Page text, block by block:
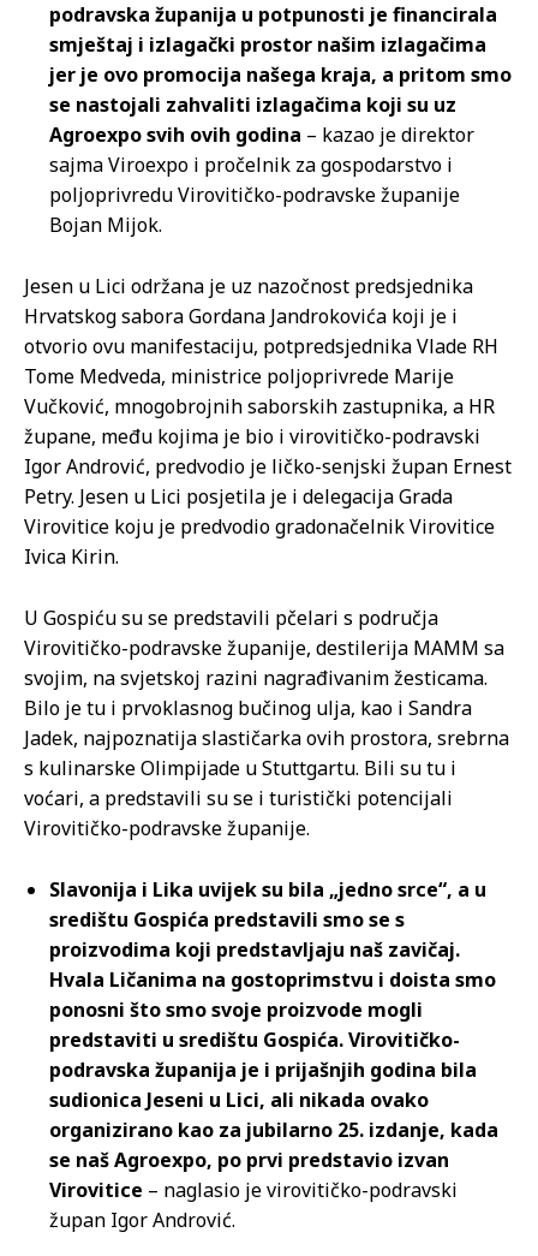
podravska županija u potpunosti je financirala
smještaj i izlagački prostor našim izlagačima
jer je ovo promocija našega kraja, a pritom smo
se nastojali zahvaliti izlagačima koji su uz
Agroexpo svih ovih godina – kazao je direktor
sajma Viroexpo i pročelnik za gospodarstvo i
poljoprivredu Virovitičko-podravske županije
Bojan Mijok.
Jesen u Lici održana je uz nazočnost predsjednika
Hrvatskog sabora Gordana Jandrokovića koji je i
otvorio ovu manifestaciju, potpredsjednika Vlade RH
Tome Medveda, ministrice poljoprivrede Marije
Vučković, mnogobrojnih saborskih zastupnika, a HR
župane, među kojima je bio i virovitičko-podravski
Igor Andrović, predvodio je ličko-senjski župan Ernest
Petry. Jesen u Lici posjetila je i delegacija Grada
Virovitice koju je predvodio gradonačelnik Virovitice
Ivica Kirin.
U Gospiću su se predstavili pčelari s područja
Virovitičko-podravske županije, destilerija MAMM sa
svojim, na svjetskoj razini nagrađivanim žesticama.
Bilo je tu i prvoklasnog bučinog ulja, kao i Sandra
Jadek, najpoznatija slastičarka ovih prostora, srebrna
s kulinarske Olimpijade u Stuttgartu. Bili su tu i
voćari, a predstavili su se i turistički potencijali
Virovitičko-podravske županije.
Slavonija i Lika uvijek su bila „jedno srce“, a u
središtu Gospića predstavili smo se s
proizvodima koji predstavljaju naš zavičaj.
Hvala Ličanima na gostoprimstvu i doista smo
ponosni što smo svoje proizvode mogli
predstaviti u središtu Gospića. Virovitičko-
podravska županija je i prijašnjih godina bila
sudionica Jeseni u Lici, ali nikada ovako
organizirano kao za jubilarno 25. izdanje, kada
se naš Agroexpo, po prvi predstavio izvan
Virovitice – naglasio je virovitičko-podravski
župan Igor Andrović.